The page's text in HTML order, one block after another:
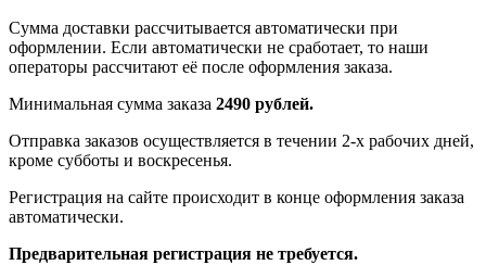
Сумма доставки рассчитывается автоматически при
оформлении. Если автоматически не сработает, то наши
операторы рассчитают её после оформления заказа.
Минимальная сумма заказа 2490 рублей.
Отправка заказов осуществляется в течении 2-х рабочих дней,
кроме субботы и воскресенья.
Регистрация на сайте происходит в конце оформления заказа
автоматически.
Предварительная регистрация не требуется.